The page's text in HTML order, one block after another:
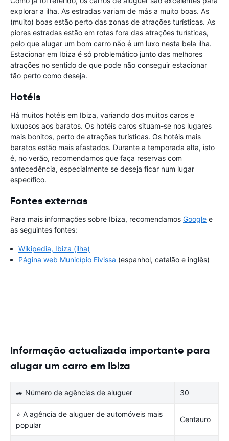
explorar a ilha. As estradas variam de más a muito boas. As
(muito) boas estão perto das zonas de atrações turísticas. As
piores estradas estão em rotas fora das atrações turísticas,
pelo que alugar um bom carro não é um luxo nesta bela ilha.
Estacionar em Ibiza é só problemático junto das melhores
atrações no sentido de que pode não conseguir estacionar
tão perto como deseja.
Hotéis
Há muitos hotéis em Ibiza, variando dos muitos caros e
luxuosos aos baratos. Os hotéis caros situam-se nos lugares
mais bonitos, perto de atrações turísticas. Os hotéis mais
baratos estão mais afastados. Durante a temporada alta, isto
é, no verão, recomendamos que faça reservas com
antecedência, especialmente se deseja ficar num lugar
específico.
Fontes externas
Para mais informações sobre Ibiza, recomendamos Google e
as seguintes fontes:
Wikipedia, Ibiza (ilha)
Página web Município Eivissa (espanhol, catalão e inglês)
Informação actualizada importante para
alugar um carro em Ibiza
🚙 Número de agências de aluguer 30
⭐ A agência de aluguer de automóveis mais
popular
Centauro